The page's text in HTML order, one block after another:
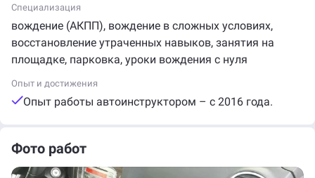
Специализация
вождение (АКПП), вождение в сложных условиях,
восстановление утраченных навыков, занятия на
площадке, парковка, уроки вождения с нуля
Опыт и достижения
Опыт работы автоинструктором – с 2016 года.
Фото работ